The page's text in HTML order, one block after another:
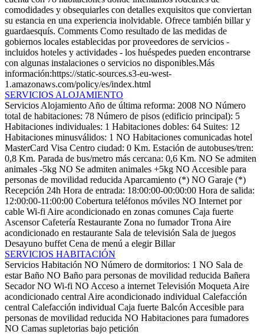
comodidades y obsequiarles con detalles exquisitos que conviertan
su estancia en una experiencia inolvidable. Ofrece también billar y
guardaesquís. Comments Como resultado de las medidas de
gobiernos locales establecidas por proveedores de servicios -
incluidos hoteles y actividades - los huéspedes pueden encontrarse
con algunas instalaciones o servicios no disponibles.Más
información:https://static-sources.s3-eu-west-
1.amazonaws.com/policy/es/index.html
SERVICIOS ALOJAMIENTO
Servicios Alojamiento Año de última reforma: 2008 NO Número
total de habitaciones: 78 Número de pisos (edificio principal): 5
Habitaciones individuales: 1 Habitaciones dobles: 64 Suites: 12
Habitaciones minusválidos: 1 NO Habitaciones comunicadas hotel
MasterCard Visa Centro ciudad: 0 Km. Estación de autobuses/tren:
0,8 Km. Parada de bus/metro más cercana: 0,6 Km. NO Se admiten
animales -5kg NO Se admiten animales +5kg NO Accesible para
personas de movilidad reducida Aparcamiento (*) NO Garaje (*)
Recepción 24h Hora de entrada: 18:00:00-00:00:00 Hora de salida:
12:00:00-11:00:00 Cobertura teléfonos móviles NO Internet por
cable Wi-fi Aire acondicionado en zonas comunes Caja fuerte
Ascensor Cafetería Restaurante Zona no fumador Trona Aire
acondicionado en restaurante Sala de televisión Sala de juegos
Desayuno buffet Cena de menú a elegir Billar
SERVICIOS HABITACIÓN
Servicios Habitación NO Número de dormitorios: 1 NO Sala de
estar Baño NO Baño para personas de movilidad reducida Bañera
Secador NO Wi-fi NO Acceso a internet Televisión Moqueta Aire
acondicionado central Aire acondicionado individual Calefacción
central Calefacción individual Caja fuerte Balcón Accesible para
personas de movilidad reducida NO Habitaciones para fumadores
NO Camas supletorias bajo petición